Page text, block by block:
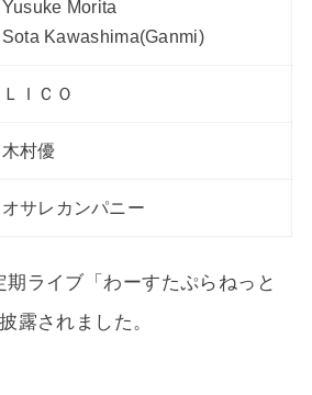
Yusuke Morita
Sota Kawashima(Ganmi)
ＬＩＣＯ
木村優
オサレカンパニー
期ライブ「わーすたぷらねっと
露されました。